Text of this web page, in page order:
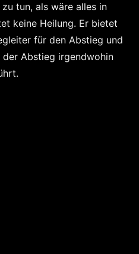
tun, als wäre alles in
keine Heilung. Er bietet
für den Abstieg und
der Abstieg irgendwohin